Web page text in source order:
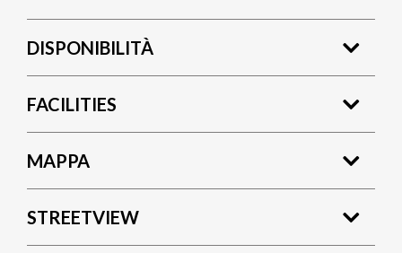
DISPONIBILITÀ
FACILITIES
MAPPA
STREETVIEW